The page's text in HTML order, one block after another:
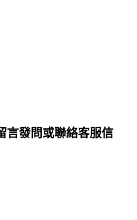
言發問或聯絡客服信